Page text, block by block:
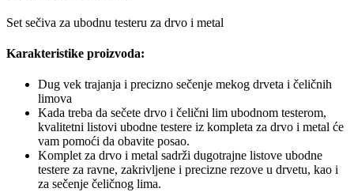
Set sečiva za ubodnu testeru za drvo i metal
Karakteristike proizvoda:
Dug vek trajanja i precizno sečenje mekog drveta i čeličnih
limova
Kada treba da sečete drvo i čelični lim ubodnom testerom,
kvalitetni listovi ubodne testere iz kompleta za drvo i metal će
vam pomoći da obavite posao.
Komplet za drvo i metal sadrži dugotrajne listove ubodne
testere za ravne, zakrivljene i precizne rezove u drvetu, kao i
za sečenje čeličnog lima.